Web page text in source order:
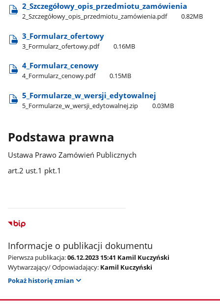
2​_Szczegółowy​_opis​_przedmiotu​_zamówienia
2​_Szczegółowy​_opis​_przedmiotu​_zamówienia.pdf 0.82MB
3​_Formularz​_ofertowy
3​_Formularz​_ofertowy.pdf 0.16MB
4​_Formularz​_cenowy
4​_Formularz​_cenowy.pdf 0.15MB
5​_Formularze​_w​_wersji​_edytowalnej
5​_Formularze​_w​_wersji​_edytowalnej.zip 0.03MB
Podstawa prawna
Ustawa Prawo Zamówień Publicznych
art.2 ust.1 pkt.1
Informacje o publikacji dokumentu
Pierwsza publikacja:06.12.2023 15:41 Kamil Kuczyński
Wytwarzający/ Odpowiadający: Kamil Kuczyński
Pokaż historię zmian